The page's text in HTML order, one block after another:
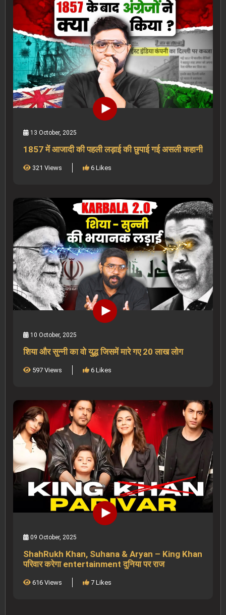
13 October, 2025
1857 में आजादी की पहली लड़ाई की छुपाई गई असली कहानी
321 Views 6 Likes
10 October, 2025
शिया और सुन्नी का वो युद्ध जिसमें मारे गए 20 लाख लोग
597 Views 6 Likes
09 October, 2025
ShahRukh Khan, Suhana & Aryan – King Khan
परिवार करेगा entertainment दुनिया पर राज
616 Views 7 Likes